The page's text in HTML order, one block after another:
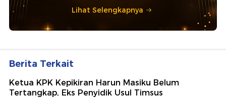
Lihat Selengkapnya
Berita Terkait
Ketua KPK Kepikiran Harun Masiku Belum
Tertangkap, Eks Penyidik Usul Timsus